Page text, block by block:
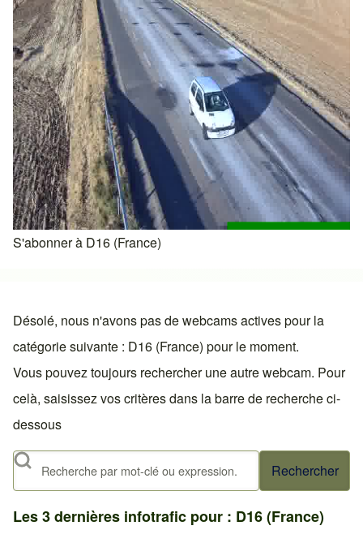
S'abonner à D16 (France)
Désolé, nous n'avons pas de webcams actives pour la
catégorie suivante : D16 (France) pour le moment.
Vous pouvez toujours rechercher une autre webcam. Pour
celà, saisissez vos critères dans la barre de recherche ci-
dessous
Rechercher
Les 3 dernières infotrafic pour : D16 (France)